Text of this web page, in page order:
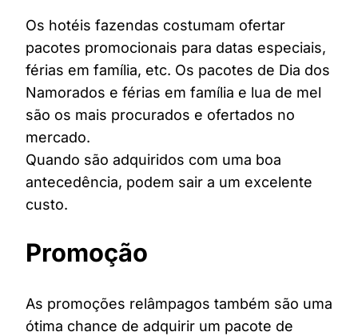
Os hotéis fazendas costumam ofertar
pacotes promocionais para datas especiais,
férias em família, etc. Os pacotes de Dia dos
Namorados e férias em família e lua de mel
são os mais procurados e ofertados no
mercado.
Quando são adquiridos com uma boa
antecedência, podem sair a um excelente
custo.
Promoção
As promoções relâmpagos também são uma
ótima chance de adquirir um pacote de